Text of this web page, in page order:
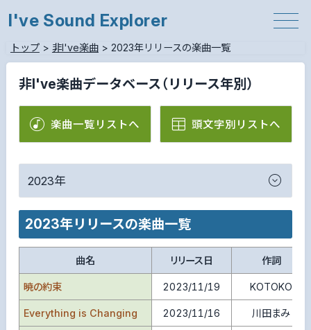
I've Sound Explorer
トップ> 非I've楽曲> 2023年リリースの楽曲一覧
非I've楽曲データベース（リリース年別）
楽曲一覧リストへ 頭文字別リストへ
2023年
2023年リリースの楽曲一覧
曲名 リリース日 作詞
暁の約束 2023/11/19 KOTOKO
Everything is Changing 2023/11/16 川田まみ